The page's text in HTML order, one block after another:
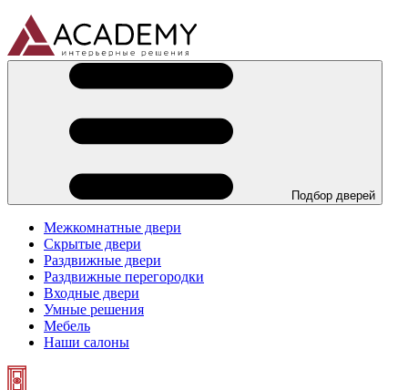
Подбор дверей
Межкомнатные двери
Скрытые двери
Раздвижные двери
Раздвижные перегородки
Входные двери
Умные решения
Мебель
Наши салоны